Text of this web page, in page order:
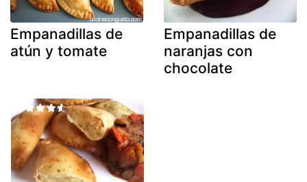
Empanadillas de
atún y tomate
Empanadillas de
naranjas con
chocolate